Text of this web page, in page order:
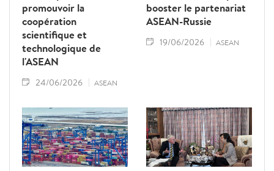
promouvoir la
coopération
scientifique et
technologique de
l'ASEAN
24/06/2026 ASEAN
booster le partenariat
ASEAN-Russie
19/06/2026 ASEAN